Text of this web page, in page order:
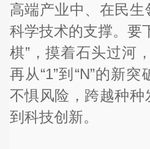
高端产业中、在民
科学技术的支撑。要
棋”，摸着石头过河，
再从“1”到“N”的新
不惧风险，跨越种种
到科技创新。